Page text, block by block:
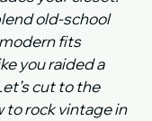
old-school
fits
you raided a
cut to the
to rock vintage in